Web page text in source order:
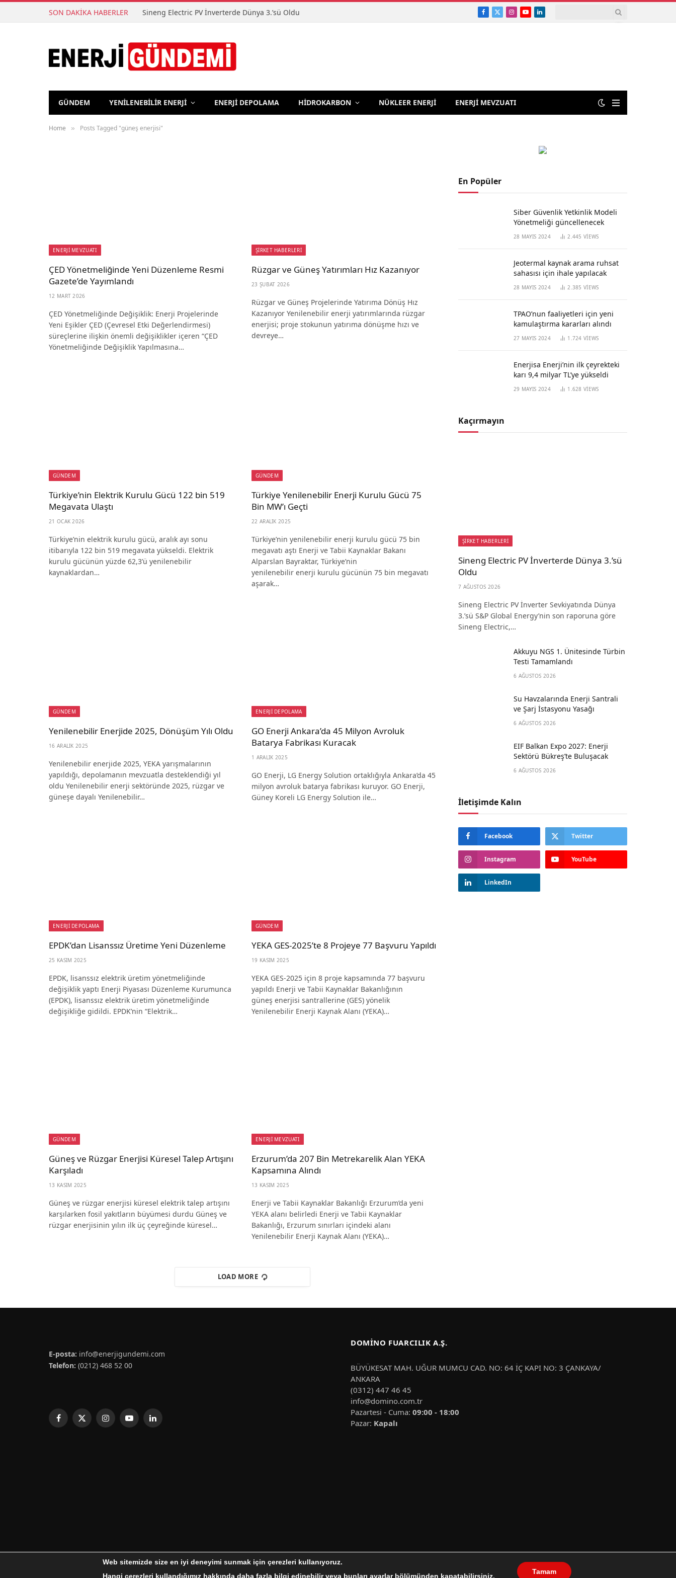
SON DAKİKA HABERLER Sineng Electric PV İnverterde Dünya 3.’sü Oldu Facebook
X
Instagram
YouTubeLinkedIn
GÜNDEM YENİLENEBİLİR ENERJİ ENERJİ DEPOLAMA HİDROKARBON NÜKLEER ENERJİ ENERJİ MEVZUATI
Home » Posts Tagged "güneş enerjisi"
ENERJİ MEVZUATI
ÇED Yönetmeliğinde Yeni Düzenleme Resmi
Gazete’de Yayımlandı
12 MART 2026
ÇED Yönetmeliğinde Değişiklik: Enerji Projelerinde
Yeni Eşikler ÇED (Çevresel Etki Değerlendirmesi)
süreçlerine ilişkin önemli değişiklikler içeren “ÇED
Yönetmeliğinde Değişiklik Yapılmasına…
ŞİRKET HABERLERİ
Rüzgar ve Güneş Yatırımları Hız Kazanıyor
23 ŞUBAT 2026
Rüzgar ve Güneş Projelerinde Yatırıma Dönüş Hız
Kazanıyor Yenilenebilir enerji yatırımlarında rüzgar
enerjisi; proje stokunun yatırıma dönüşme hızı ve
devreye…
GÜNDEM
Türkiye’nin Elektrik Kurulu Gücü 122 bin 519
Megavata Ulaştı
21 OCAK 2026
Türkiye’nin elektrik kurulu gücü, aralık ayı sonu
itibarıyla 122 bin 519 megavata yükseldi. Elektrik
kurulu gücünün yüzde 62,3’ü yenilenebilir
kaynaklardan…
GÜNDEM
Türkiye Yenilenebilir Enerji Kurulu Gücü 75
Bin MW’ı Geçti
22 ARALIK 2025
Türkiye’nin yenilenebilir enerji kurulu gücü 75 bin
megavatı aştı Enerji ve Tabii Kaynaklar Bakanı
Alparslan Bayraktar, Türkiye’nin
yenilenebilir enerji kurulu gücünün 75 bin megavatı
aşarak…
GÜNDEM
Yenilenebilir Enerjide 2025, Dönüşüm Yılı Oldu
16 ARALIK 2025
Yenilenebilir enerjide 2025, YEKA yarışmalarının
yapıldığı, depolamanın mevzuatla desteklendiği yıl
oldu Yenilenebilir enerji sektöründe 2025, rüzgar ve
güneşe dayalı Yenilenebilir…
ENERJİ DEPOLAMA
GO Enerji Ankara’da 45 Milyon Avroluk
Batarya Fabrikası Kuracak
1 ARALIK 2025
GO Enerji, LG Energy Solution ortaklığıyla Ankara’da 45
milyon avroluk batarya fabrikası kuruyor. GO Enerji,
Güney Koreli LG Energy Solution ile…
ENERJİ DEPOLAMA
EPDK’dan Lisanssız Üretime Yeni Düzenleme
25 KASIM 2025
EPDK, lisanssız elektrik üretim yönetmeliğinde
değişiklik yaptı Enerji Piyasası Düzenleme Kurumunca
(EPDK), lisanssız elektrik üretim yönetmeliğinde
değişikliğe gidildi. EPDK’nin “Elektrik…
GÜNDEM
YEKA GES-2025’te 8 Projeye 77 Başvuru Yapıldı
19 KASIM 2025
YEKA GES-2025 için 8 proje kapsamında 77 başvuru
yapıldı Enerji ve Tabii Kaynaklar Bakanlığının
güneş enerjisi santrallerine (GES) yönelik
Yenilenebilir Enerji Kaynak Alanı (YEKA)…
GÜNDEM
Güneş ve Rüzgar Enerjisi Küresel Talep Artışını
Karşıladı
13 KASIM 2025
Güneş ve rüzgar enerjisi küresel elektrik talep artışını
karşılarken fosil yakıtların büyümesi durdu Güneş ve
rüzgar enerjisinin yılın ilk üç çeyreğinde küresel…
ENERJİ MEVZUATI
Erzurum’da 207 Bin Metrekarelik Alan YEKA
Kapsamına Alındı
13 KASIM 2025
Enerji ve Tabii Kaynaklar Bakanlığı Erzurum’da yeni
YEKA alanı belirledi Enerji ve Tabii Kaynaklar
Bakanlığı, Erzurum sınırları içindeki alanı
Yenilenebilir Enerji Kaynak Alanı (YEKA)…
LOAD MORE
En Popüler
Siber Güvenlik Yetkinlik Modeli
Yönetmeliği güncellenecek
28 MAYIS 2024 2.445VIEWS
Jeotermal kaynak arama ruhsat
sahasısı için ihale yapılacak
28 MAYIS 2024 2.385VIEWS
TPAO’nun faaliyetleri için yeni
kamulaştırma kararları alındı
27 MAYIS 2024 1.724VIEWS
Enerjisa Enerji’nin ilk çeyrekteki
karı 9,4 milyar TL’ye yükseldi
29 MAYIS 2024 1.628VIEWS
Kaçırmayın
ŞİRKET HABERLERİ
Sineng Electric PV İnverterde Dünya 3.’sü
Oldu
7 AĞUSTOS 2026
Sineng Electric PV İnverter Sevkiyatında Dünya
3.’sü S&P Global Energy’nin son raporuna göre
Sineng Electric,…
Akkuyu NGS 1. Ünitesinde Türbin
Testi Tamamlandı
6 AĞUSTOS 2026
Su Havzalarında Enerji Santrali
ve Şarj İstasyonu Yasağı
6 AĞUSTOS 2026
EIF Balkan Expo 2027: Enerji
Sektörü Bükreş’te Buluşacak
6 AĞUSTOS 2026
İletişimde Kalın
Facebook Twitter
Instagram YouTube
LinkedIn
E-posta: info@enerjigundemi.com
Telefon: (0212) 468 52 00
Facebook
X
InstagramYouTubeLinkedIn
DOMINO FUARCILIK A.Ş.
BÜYÜKESAT MAH. UĞUR MUMCU CAD. NO: 64 İÇ KAPI NO: 3 ÇANKAYA/
ANKARA
(0312) 447 46 45
info@domino.com.tr
Pazartesi - Cuma: 09:00 - 18:00
Pazar: Kapalı
© 2026 Enerji Gündemi Tüm Hakları Saklıdır.Enerji Gündemi GÜNDEM YENİLENEBİLİR ENERJİ ENERJİ DEPOLAMA HİDROKARBON NÜKLEER ENERJİ
Web sitemizde size en iyi deneyimi sunmak için çerezleri kullanıyoruz.
Hangi çerezleri kullandığımız hakkında daha fazla bilgi edinebilir veya bunları ayarlarbölümünden kapatabilirsiniz.
Tamam